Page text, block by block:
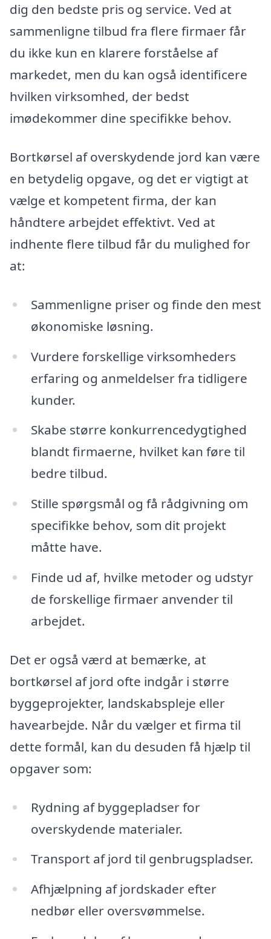
dig den bedste pris og service. Ved at
sammenligne tilbud fra flere firmaer får
du ikke kun en klarere forståelse af
markedet, men du kan også identificere
hvilken virksomhed, der bedst
imødekommer dine specifikke behov.
Bortkørsel af overskydende jord kan være
en betydelig opgave, og det er vigtigt at
vælge et kompetent firma, der kan
håndtere arbejdet effektivt. Ved at
indhente flere tilbud får du mulighed for
at:
Sammenligne priser og finde den mest
økonomiske løsning.
Vurdere forskellige virksomheders
erfaring og anmeldelser fra tidligere
kunder.
Skabe større konkurrencedygtighed
blandt firmaerne, hvilket kan føre til
bedre tilbud.
Stille spørgsmål og få rådgivning om
specifikke behov, som dit projekt
måtte have.
Finde ud af, hvilke metoder og udstyr
de forskellige firmaer anvender til
arbejdet.
Det er også værd at bemærke, at
bortkørsel af jord ofte indgår i større
byggeprojekter, landskabspleje eller
havearbejde. Når du vælger et firma til
dette formål, kan du desuden få hjælp til
opgaver som:
Rydning af byggepladser for
overskydende materialer.
Transport af jord til genbrugspladser.
Afhjælpning af jordskader efter
nedbør eller oversvømmelse.